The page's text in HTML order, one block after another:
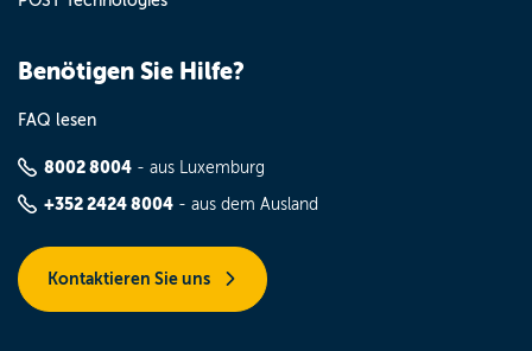
Benötigen Sie Hilfe?
FAQ lesen
8002 8004 - aus Luxemburg
+352 2424 8004 - aus dem Ausland
Kontaktieren Sie uns